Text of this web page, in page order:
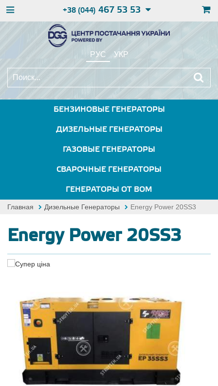
+38 (044) 467 53 53
РУС УКР
БЕНЗИНОВЫЕ ГЕНЕРАТОРЫ
ДИЗЕЛЬНЫЕ ГЕНЕРАТОРЫ
ГАЗОВЫЕ ГЕНЕРАТОРЫ
СВАРОЧНЫЕ ГЕНЕРАТОРЫ
ГЕНЕРАТОРЫ ОТ ВОМ
Главная Дизельные Генераторы Energy Power 20SS3
Energy Power 20SS3